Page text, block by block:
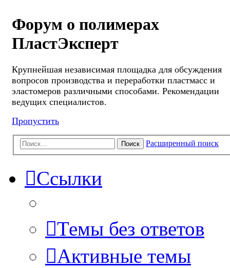
Форум о полимерах
ПластЭксперт
Крупнейшая независимая площадка для обсуждения
вопросов производства и переработки пластмасс и
эластомеров различными способами. Рекомендации
ведущих специалистов.
Пропустить
Поиск Расширенный поиск
Ссылки
Темы без ответов
Активные темы